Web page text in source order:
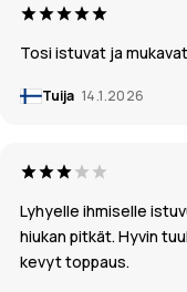
Tosi istuvat ja
Tuija 14.1.2026
Lyhyelle ihmiselle
hiukan pitkät. Hyvin
kevyt toppaus.